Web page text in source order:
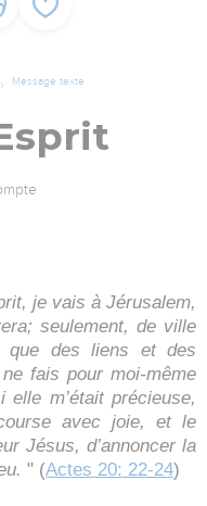
Message texte
je vais à Jérusalem,
seulement, de ville
que des liens et des
fais pour moi-même
m’était précieuse,
avec joie, et le
Jésus, d’annoncer la
" (Actes 20: 22-24)